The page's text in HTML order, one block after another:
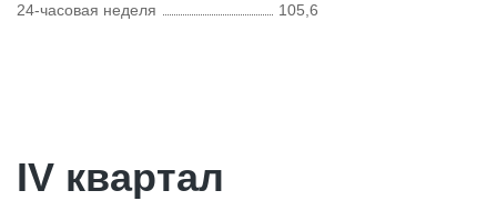
24-часовая неделя
105,6
IV квартал